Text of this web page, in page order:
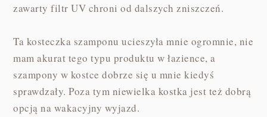
zawarty filtr UV chroni od dalszych zniszczeń.
Ta kosteczka szamponu ucieszyła mnie ogromnie, nie
mam akurat tego typu produktu w łazience, a
szampony w kostce dobrze się u mnie kiedyś
sprawdzały. Poza tym niewielka kostka jest też dobrą
opcją na wakacyjny wyjazd.